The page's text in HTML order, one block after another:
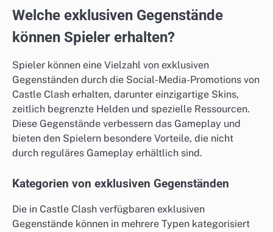
Welche exklusiven Gegenstände
können Spieler erhalten?
Spieler können eine Vielzahl von exklusiven
Gegenständen durch die Social-Media-Promotions von
Castle Clash erhalten, darunter einzigartige Skins,
zeitlich begrenzte Helden und spezielle Ressourcen.
Diese Gegenstände verbessern das Gameplay und
bieten den Spielern besondere Vorteile, die nicht
durch reguläres Gameplay erhältlich sind.
Kategorien von exklusiven Gegenständen
Die in Castle Clash verfügbaren exklusiven
Gegenstände können in mehrere Typen kategorisiert